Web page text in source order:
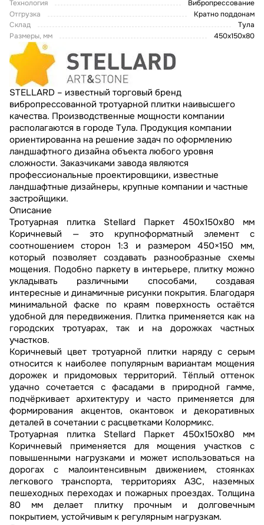
Технология
Вибропрессование
Отгрузка
Кратно поддонам
Склад
Тула
Размеры, мм
450х150х80
STELLARD – известный торговый бренд
вибропрессованной тротуарной плитки наивысшего
качества. Производственные мощности компании
располагаются в городе Тула. Продукция компании
ориентированна на решение задач по оформлению
ландшафтного дизайна объекта любого уровня
сложности. Заказчиками завода являются
профессиональные проектировщики, известные
ландшафтные дизайнеры, крупные компании и частные
застройщики.
Описание
Тротуарная плитка Stellard Паркет 450x150x80 мм
Коричневый — это крупноформатный элемент с
соотношением сторон 1:3 и размером 450×150 мм,
который позволяет создавать разнообразные схемы
мощения. Подобно паркету в интерьере, плитку можно
укладывать различными способами, создавая
интересные и динамичные рисунки покрытия. Благодаря
минимальной фаске по краям поверхность остаётся
удобной для передвижения. Плитка применяется как на
городских тротуарах, так и на дорожках частных
участков.
Коричневый цвет тротуарной плитки наряду с серым
относится к наиболее популярным вариантам мощения
дорожек и придомовых территорий. Тёплый оттенок
удачно сочетается с фасадами в природной гамме,
подчёркивает архитектуру и часто применяется для
формирования акцентов, окантовок и декоративных
деталей в сочетании с расцветками Колормикс.
Тротуарная плитка Stellard Паркет 450x150x80 мм
Коричневый применяется для мощения участков с
повышенными нагрузками и может использоваться на
дорогах с малоинтенсивным движением, стоянках
легкового транспорта, территориях АЗС, наземных
пешеходных переходах и пожарных проездах. Толщина
80 мм делает плитку прочным и долговечным
покрытием, устойчивым к регулярным нагрузкам.